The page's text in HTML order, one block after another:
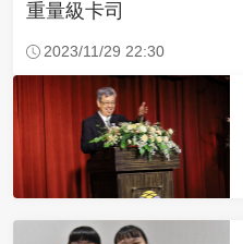
重量級卡司
2023/11/29 22:30